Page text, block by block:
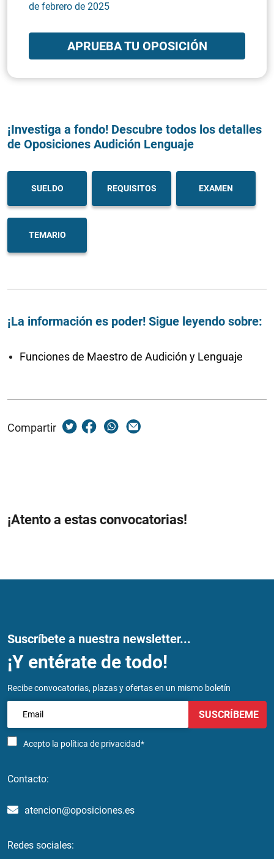
de febrero de 2025
APRUEBA TU OPOSICIÓN
¡Investiga a fondo! Descubre todos los detalles
de Oposiciones Audición Lenguaje
SUELDO REQUISITOS EXAMEN
TEMARIO
¡La información es poder! Sigue leyendo sobre:
Funciones de Maestro de Audición y Lenguaje
Compartir
¡Atento a estas convocatorias!
Suscríbete a nuestra newsletter...
¡Y entérate de todo!
Recibe convocatorias, plazas y ofertas en un mismo boletín
Acepto la política de privacidad*
SUSCRÍBEME
Contacto:
atencion@oposiciones.es
Redes sociales: